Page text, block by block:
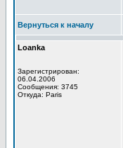
Вернуться к началу
Loanka
Зарегистрирован:
06.04.2006
Сообщения: 3745
Откуда: Paris